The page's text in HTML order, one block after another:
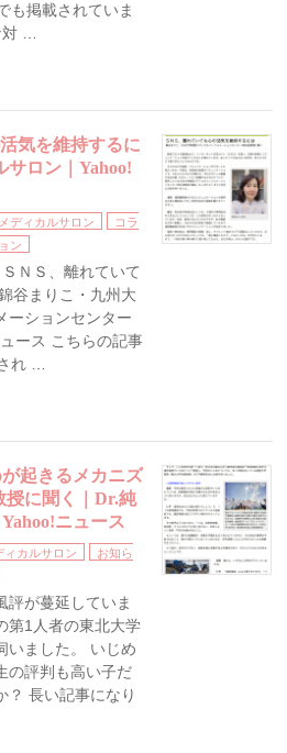
も掲載されていま
…
気を維持するに
サロン｜Yahoo!
ディカルサロン
コラ
ン
ＮＳ、離れていて
谷まりこ・九州大
ーションセンター
ース こちらの記事
れ …
起きるメカニズ
授に聞く｜Dr.純
ニュース
ィカルサロン
お知ら
評が蔓延していま
第1人者の東北大学
いました。 いじめ
の評判も高い子だ
？ 長い記事になり